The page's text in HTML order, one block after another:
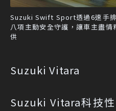
Suzuki Swift Sport透過6速手
八項主動安全守護，讓車主盡
供
Suzuki Vitara
Suzuki Vitara科技